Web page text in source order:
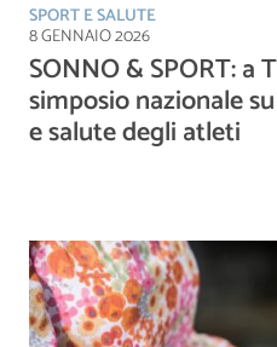
SPORT E SALUTE
8 GENNAIO 2026
SONNO & SPORT: a
simposio nazionale
e salute degli atleti